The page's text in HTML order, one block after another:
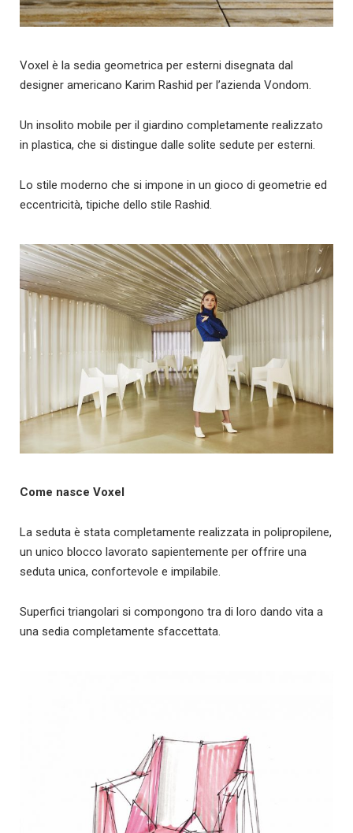
Voxel è la sedia geometrica per esterni disegnata dal
designer americano Karim Rashid per l’azienda Vondom.
Un insolito mobile per il giardino completamente realizzato
in plastica, che si distingue dalle solite sedute per esterni.
Lo stile moderno che si impone in un gioco di geometrie ed
eccentricità, tipiche dello stile Rashid.
Come nasce Voxel
La seduta è stata completamente realizzata in polipropilene,
un unico blocco lavorato sapientemente per offrire una
seduta unica, confortevole e impilabile.
Superfici triangolari si compongono tra di loro dando vita a
una sedia completamente sfaccettata.